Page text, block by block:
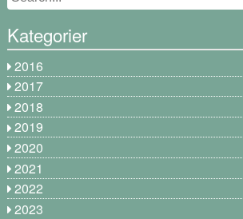
Kategorier
2016
2017
2018
2019
2020
2021
2022
2023